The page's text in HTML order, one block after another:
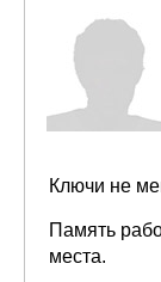
Ключи не
Память
места.